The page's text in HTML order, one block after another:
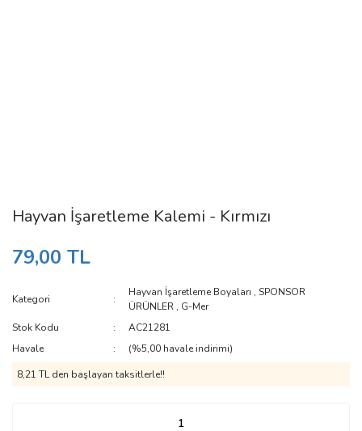
Hayvan İşaretleme Kalemi - Kırmızı
79,00 TL
Kategori
Hayvan İşaretleme Boyaları ,SPONSOR
ÜRÜNLER , G-Mer
Stok Kodu
AC21281
Havale
(%5,00 havale indirimi)
8,21 TL den başlayan taksitlerle!!